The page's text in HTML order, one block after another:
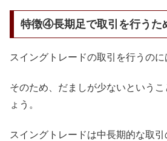
特徴④長期足で取引を行うた
スイングトレードの取引を行うのに
そのため、だましが少ないという
ょう。
スイングトレードは中長期的な取